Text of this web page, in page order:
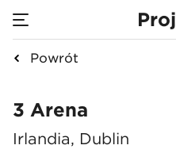
Powrót
3 Arena
3 Arena
Irlandia, Dublin